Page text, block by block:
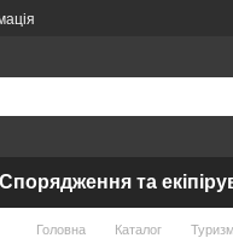
Спорядження та
Головна Каталог Туризм